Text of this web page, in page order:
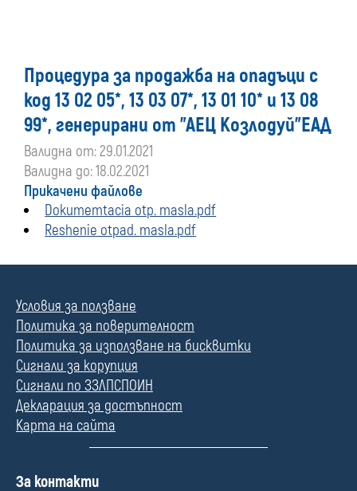
Процедура за продажба на опадъци с
код 13 02 05*, 13 03 07*, 13 01 10* и 13 08
99*, генерирани от "АЕЦ Козлодуй"ЕАД
Валидна от: 29.01.2021
Валидна до: 18.02.2021
Прикачени файлове
Dokumemtacia otp. masla.pdf
Reshenie otpad. masla.pdf
Условия за ползване
Политика за поверителност
Политика за използване на бисквитки
Сигнали за корупция
Сигнали по ЗЗЛПСПОИН
Декларация за достъпност
Карта на сайта
П
За контакти